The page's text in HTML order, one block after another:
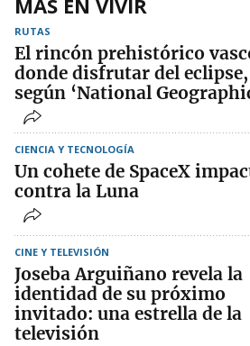
MÁS EN VIVIR
RUTAS
El rincón prehistórico
donde disfrutar del eclipse,
según ‘National
CIENCIA Y TECNOLOGÍA
Un cohete de SpaceX
contra la Luna
CINE Y TELEVISIÓN
Joseba Arguiñano revela la
identidad de su próximo
invitado: una estrella de la
televisión